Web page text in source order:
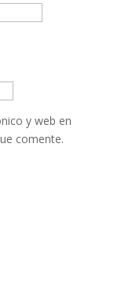
y web en
comente.